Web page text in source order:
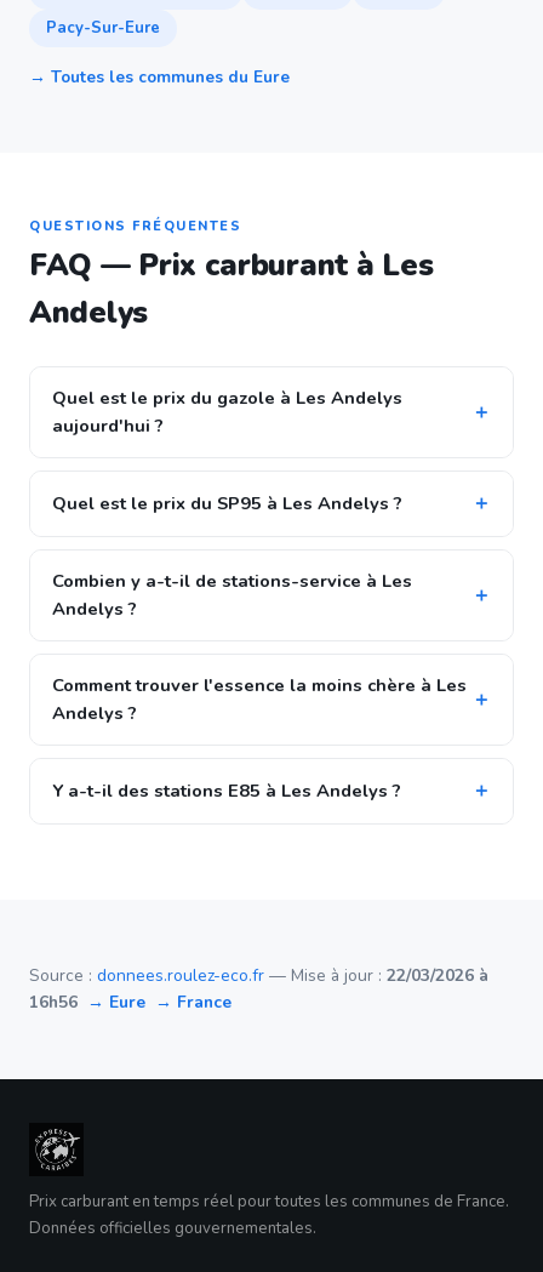
Pacy-Sur-Eure
→ Toutes les communes du Eure
QUESTIONS FRÉQUENTES
FAQ — Prix carburant à Les
Andelys
Quel est le prix du gazole à Les Andelys
aujourd'hui ?
Quel est le prix du SP95 à Les Andelys ?
Combien y a-t-il de stations-service à Les
Andelys ?
Comment trouver l'essence la moins chère à Les
Andelys ?
Y a-t-il des stations E85 à Les Andelys ?
Source : donnees.roulez-eco.fr — Mise à jour : 22/03/2026 à
16h56 → Eure → France
Prix carburant en temps réel pour toutes les communes de France.
Données officielles gouvernementales.